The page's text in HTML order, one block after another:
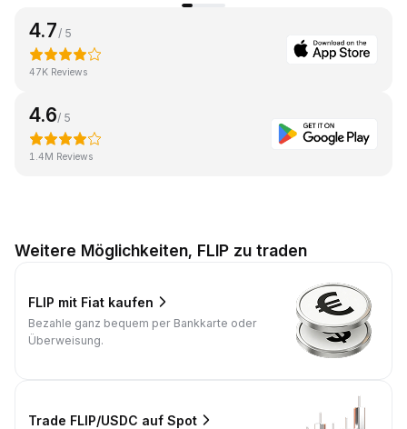
4.7/ 5
47K Reviews
4.6/ 5
1.4M Reviews
Weitere Möglichkeiten, FLIP zu traden
FLIP mit Fiat kaufen
Bezahle ganz bequem per Bankkarte oder
Überweisung.
Trade FLIP/USDC auf Spot